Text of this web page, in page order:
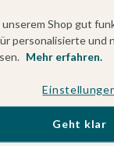
unserem Shop gut
personalisierte
Mehr erfahren.
Geht klar